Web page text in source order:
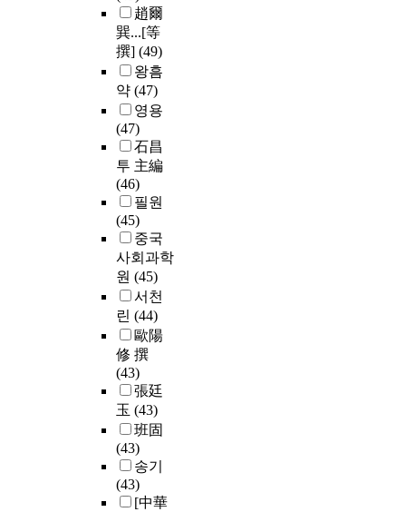
趙爾
巽...[等
撰] (49)
왕흠
약 (47)
영용
(47)
石昌
투 主編
(46)
필원
(45)
중국
사회과학
원 (45)
서천
린 (44)
歐陽
修 撰
(43)
張廷
玉 (43)
班固
(43)
송기
(43)
[中華